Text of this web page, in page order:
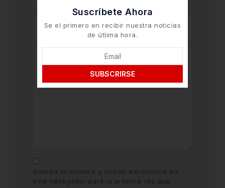
Guarda mi nombre y correo electrónico en
este navegador para la próxima vez que
Suscríbete Ahora
Se el primero en recibir nuestra noticias
de útlima hora.
SUBSCRIRSE